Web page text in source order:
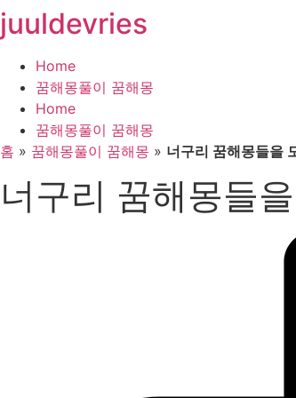
콘
텐
뛰
juuldevries
Home
꿈해몽풀이 꿈해몽
Home
꿈해몽풀이 꿈해몽
홈 » 꿈해몽풀이 꿈해몽 » 너구리 꿈해몽들을
너구리 꿈해몽들